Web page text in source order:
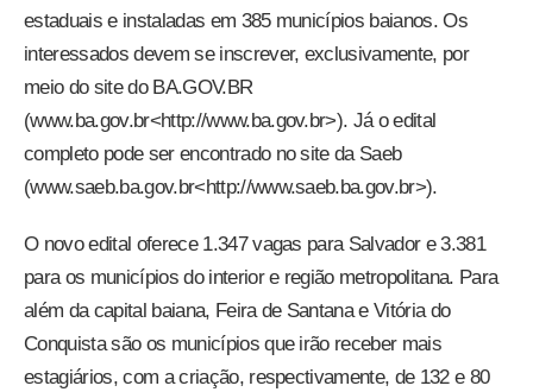
estaduais e instaladas em 385 municípios baianos. Os
interessados devem se inscrever, exclusivamente, por
meio do site do BA.GOV.BR
(www.ba.gov.br<http://www.ba.gov.br>). Já o edital
completo pode ser encontrado no site da Saeb
(www.saeb.ba.gov.br<http://www.saeb.ba.gov.br>).
O novo edital oferece 1.347 vagas para Salvador e 3.381
para os municípios do interior e região metropolitana. Para
além da capital baiana, Feira de Santana e Vitória do
Conquista são os municípios que irão receber mais
estagiários, com a criação, respectivamente, de 132 e 80